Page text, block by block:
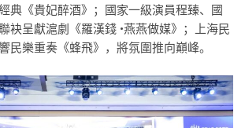
典《貴妃醉酒》；國家一級演員程臻、國
袂呈獻滬劇《羅漢錢 •燕燕做媒》；上海民
民樂重奏《蜂飛》，將氛圍推向巔峰。